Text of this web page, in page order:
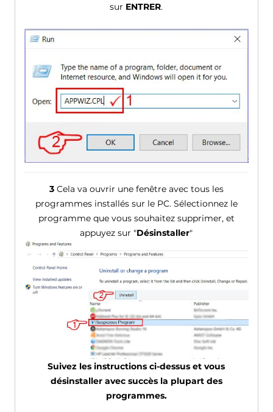
sur ENTRER.
3Cela va ouvrir une fenêtre avec tous les
programmes installés sur le PC. Sélectionnez le
programme que vous souhaitez supprimer, et
appuyez sur "Désinstaller"
Suivez les instructions ci-dessus et vous
désinstaller avec succès la plupart des
programmes.